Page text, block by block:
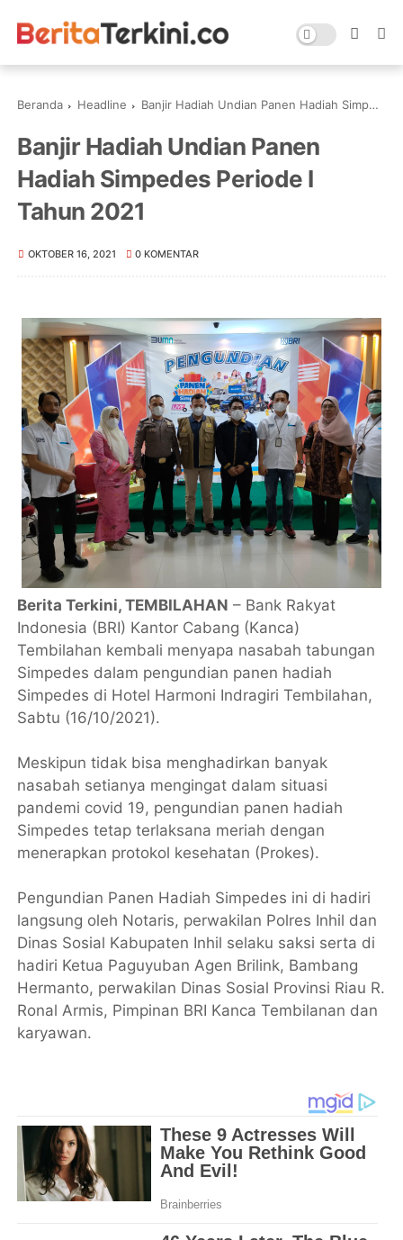
Beranda Headline Banjir Hadiah Undian Panen Hadiah Simpedes Periode I Tahun 2021
Banjir Hadiah Undian Panen
Hadiah Simpedes Periode I
Tahun 2021
OKTOBER 16, 2021 0 KOMENTAR
Berita Terkini, TEMBILAHAN – Bank Rakyat
Indonesia (BRI) Kantor Cabang (Kanca)
Tembilahan kembali menyapa nasabah tabungan
Simpedes dalam pengundian panen hadiah
Simpedes di Hotel Harmoni Indragiri Tembilahan,
Sabtu (16/10/2021).
Meskipun tidak bisa menghadirkan banyak
nasabah setianya mengingat dalam situasi
pandemi covid 19, pengundian panen hadiah
Simpedes tetap terlaksana meriah dengan
menerapkan protokol kesehatan (Prokes).
Pengundian Panen Hadiah Simpedes ini di hadiri
langsung oleh Notaris, perwakilan Polres Inhil dan
Dinas Sosial Kabupaten Inhil selaku saksi serta di
hadiri Ketua Paguyuban Agen Brilink, Bambang
Hermanto, perwakilan Dinas Sosial Provinsi Riau R.
Ronal Armis, Pimpinan BRI Kanca Tembilanan dan
karyawan.